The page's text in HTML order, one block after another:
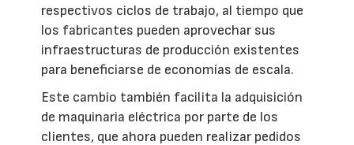
respectivos ciclos de trabajo, al tiempo que
los fabricantes pueden aprovechar sus
infraestructuras de producción existentes
para beneficiarse de economías de escala.
Este cambio también facilita la adquisición
de maquinaria eléctrica por parte de los
clientes, que ahora pueden realizar pedidos